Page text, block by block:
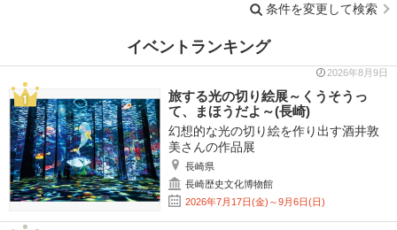
条件を変更して検索
イベントランキング
2026年8月9日
旅する光の切り絵展～くうそうっ
て、まほうだよ～(長崎)
幻想的な光の切り絵を作り出す酒井敦
美さんの作品展
長崎県
長崎歴史文化博物館
2026年7月17日(金)～9月6日(日)